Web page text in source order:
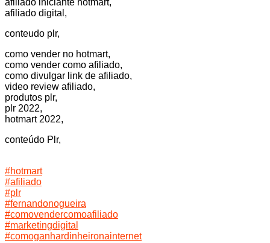
afiliado iniciante hotmart,
afiliado digital,
conteudo plr,
como vender no hotmart,
como vender como afiliado,
como divulgar link de afiliado,
video review afiliado,
produtos plr,
plr 2022,
hotmart 2022,
conteúdo Plr,
#hotmart
#afiliado
#plr
#fernandonogueira
#comovendercomoafiliado
#marketingdigital
#comoganhardinheironainternet